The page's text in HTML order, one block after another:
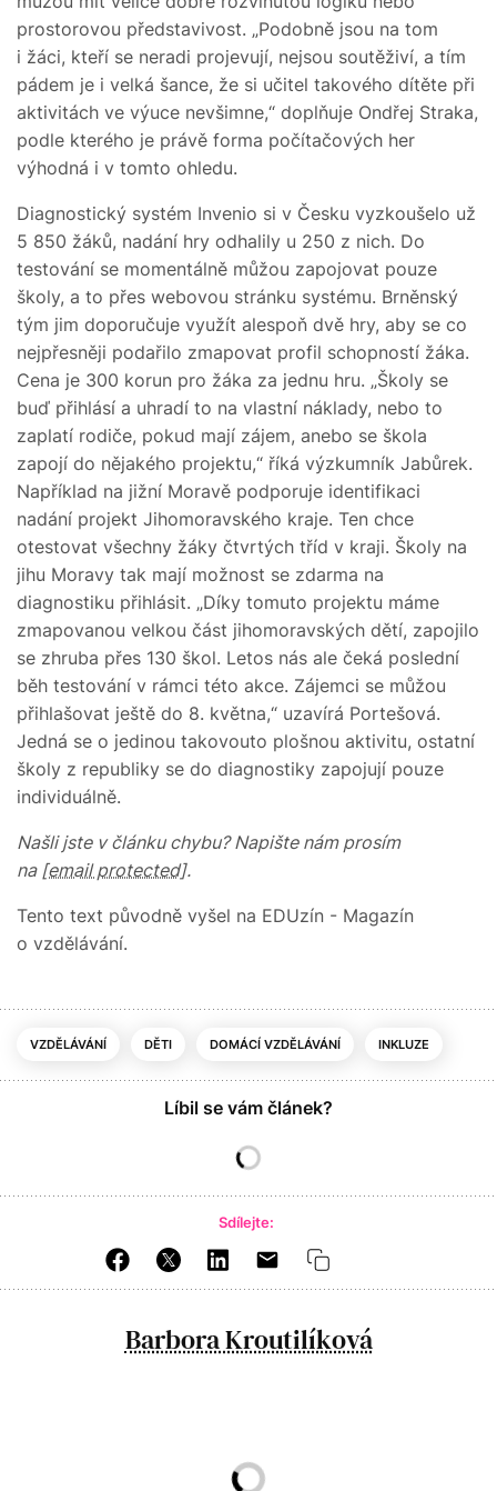
prostorovou představivost. „Podobně jsou na tom
i žáci, kteří se neradi projevují, nejsou soutěživí, a tím
pádem je i velká šance, že si učitel takového dítěte při
aktivitách ve výuce nevšimne,“ doplňuje Ondřej Straka,
podle kterého je právě forma počítačových her
výhodná i v tomto ohledu.
Diagnostický systém Invenio si v Česku vyzkoušelo už
5 850 žáků, nadání hry odhalily u 250 z nich. Do
testování se momentálně můžou zapojovat pouze
školy, a to přes webovou stránku systému. Brněnský
tým jim doporučuje využít alespoň dvě hry, aby se co
nejpřesněji podařilo zmapovat profil schopností žáka.
Cena je 300 korun pro žáka za jednu hru. „Školy se
buď přihlásí a uhradí to na vlastní náklady, nebo to
zaplatí rodiče, pokud mají zájem, anebo se škola
zapojí do nějakého projektu,“ říká výzkumník Jabůrek.
Například na jižní Moravě podporuje identifikaci
nadání projekt Jihomoravského kraje. Ten chce
otestovat všechny žáky čtvrtých tříd v kraji. Školy na
jihu Moravy tak mají možnost se zdarma na
diagnostiku přihlásit. „Díky tomuto projektu máme
zmapovanou velkou část jihomoravských dětí, zapojilo
se zhruba přes 130 škol. Letos nás ale čeká poslední
běh testování v rámci této akce. Zájemci se můžou
přihlašovat ještě do 8. května,“ uzavírá Portešová.
Jedná se o jedinou takovouto plošnou aktivitu, ostatní
školy z republiky se do diagnostiky zapojují pouze
individuálně.
Našli jste v článku chybu? Napište nám prosím
na [email protected].
Tento text původně vyšel na EDUzín - Magazín
o vzdělávání.
VZDĚLÁVÁNÍ DĚTI DOMÁCÍ VZDĚLÁVÁNÍ INKLUZE
Líbil se vám článek?
Sdílejte:
Barbora Kroutilíková